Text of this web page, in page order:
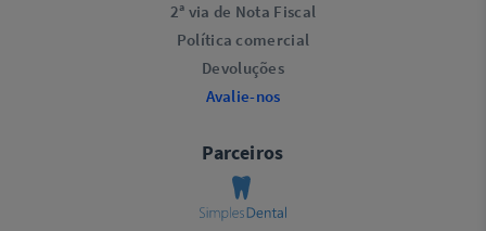
2ª via de Nota Fiscal
Política comercial
Devoluções
Avalie-nos
Parceiros